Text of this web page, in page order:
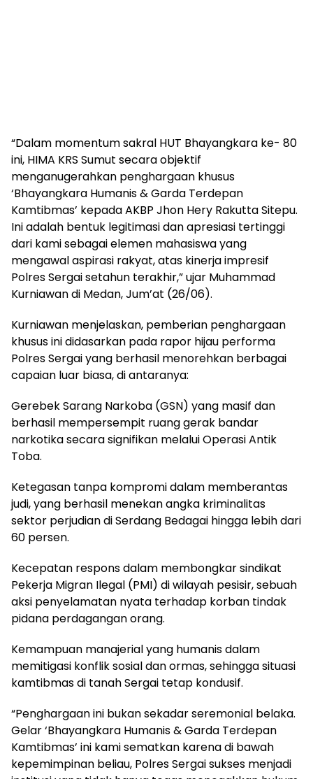
“Dalam momentum sakral HUT Bhayangkara ke- 80
ini, HIMA KRS Sumut secara objektif
menganugerahkan penghargaan khusus
‘Bhayangkara Humanis & Garda Terdepan
Kamtibmas’ kepada AKBP Jhon Hery Rakutta Sitepu.
Ini adalah bentuk legitimasi dan apresiasi tertinggi
dari kami sebagai elemen mahasiswa yang
mengawal aspirasi rakyat, atas kinerja impresif
Polres Sergai setahun terakhir,” ujar Muhammad
Kurniawan di Medan, Jum’at (26/06).
Kurniawan menjelaskan, pemberian penghargaan
khusus ini didasarkan pada rapor hijau performa
Polres Sergai yang berhasil menorehkan berbagai
capaian luar biasa, di antaranya:
Gerebek Sarang Narkoba (GSN) yang masif dan
berhasil mempersempit ruang gerak bandar
narkotika secara signifikan melalui Operasi Antik
Toba.
Ketegasan tanpa kompromi dalam memberantas
judi, yang berhasil menekan angka kriminalitas
sektor perjudian di Serdang Bedagai hingga lebih dari
60 persen.
Kecepatan respons dalam membongkar sindikat
Pekerja Migran Ilegal (PMI) di wilayah pesisir, sebuah
aksi penyelamatan nyata terhadap korban tindak
pidana perdagangan orang.
Kemampuan manajerial yang humanis dalam
memitigasi konflik sosial dan ormas, sehingga situasi
kamtibmas di tanah Sergai tetap kondusif.
“Penghargaan ini bukan sekadar seremonial belaka.
Gelar ‘Bhayangkara Humanis & Garda Terdepan
Kamtibmas’ ini kami sematkan karena di bawah
kepemimpinan beliau, Polres Sergai sukses menjadi